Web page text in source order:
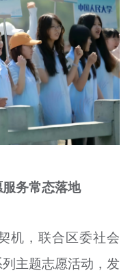
务常态落地
，联合区委社会
主题志愿活动，发